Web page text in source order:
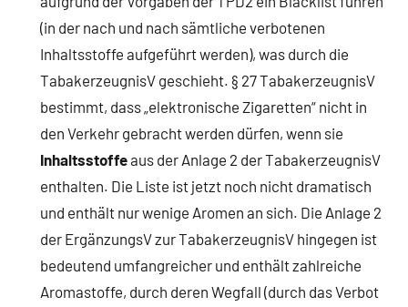
(in der nach und nach sämtliche verbotenen
Inhaltsstoffe aufgeführt werden), was durch die
TabakerzeugnisV geschieht. § 27 TabakerzeugnisV
bestimmt, dass „elektronische Zigaretten“ nicht in
den Verkehr gebracht werden dürfen, wenn sie
Inhaltsstoffeaus der Anlage 2 der TabakerzeugnisV
enthalten. Die Liste ist jetzt noch nicht dramatisch
und enthält nur wenige Aromen an sich. Die Anlage 2
der ErgänzungsV zur TabakerzeugnisV hingegen ist
bedeutend umfangreicher und enthält zahlreiche
Aromastoffe, durch deren Wegfall (durch das Verbot